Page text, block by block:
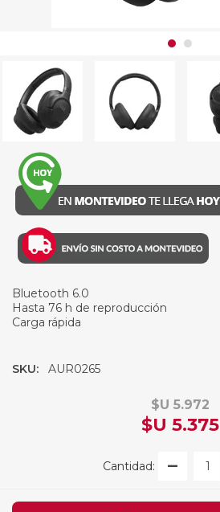
Bluetooth 6.0
Hasta 76 h de reproducción
Carga rápida
SKU: AUR0265
$U 5.972
$U 5.375
Cantidad: